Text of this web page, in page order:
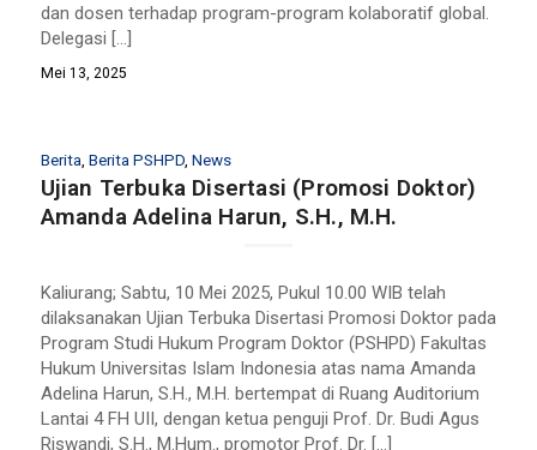
dan dosen terhadap program-program kolaboratif global.
Delegasi […]
Mei 13, 2025
Berita Berita PSHPD, News
Ujian Terbuka Disertasi (Promosi Doktor)
Amanda Adelina Harun, S.H., M.H.
Kaliurang; Sabtu, 10 Mei 2025, Pukul 10.00 WIB telah
dilaksanakan Ujian Terbuka Disertasi Promosi Doktor pada
Program Studi Hukum Program Doktor (PSHPD) Fakultas
Hukum Universitas Islam Indonesia atas nama Amanda
Adelina Harun, S.H., M.H. bertempat di Ruang Auditorium
Lantai 4 FH UII, dengan ketua penguji Prof. Dr. Budi Agus
Riswandi, S.H., M.Hum., promotor Prof. Dr. […]